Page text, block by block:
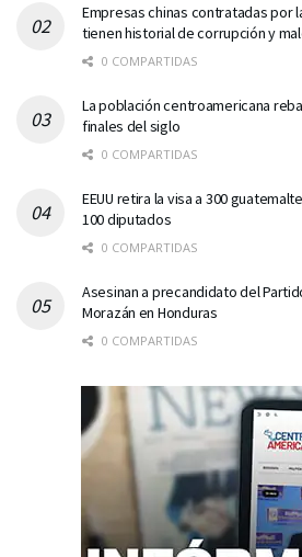
Empresas chinas contratadas por
tienen historial de corrupción y
0 COMPARTIDAS
La población centroamericana
finales del siglo
0 COMPARTIDAS
EEUU retira la visa a 300
100 diputados
0 COMPARTIDAS
Asesinan a precandidato del
Morazán en Honduras
0 COMPARTIDAS